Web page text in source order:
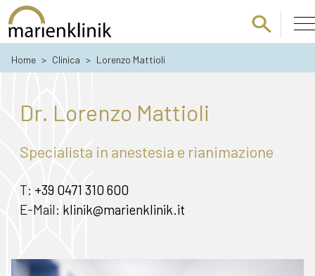
Passa al contenuto principale
Home > Clinica > Lorenzo Mattioli
Dr. Lorenzo Mattioli
Specialista in anestesia e rianimazione
T: +39 0471 310 600
E-Mail: klinik@marienklinik.it